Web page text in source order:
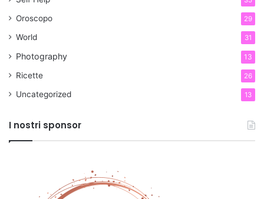
Oroscopo 29
World 31
Photography 13
Ricette 26
Uncategorized 13
I nostri sponsor